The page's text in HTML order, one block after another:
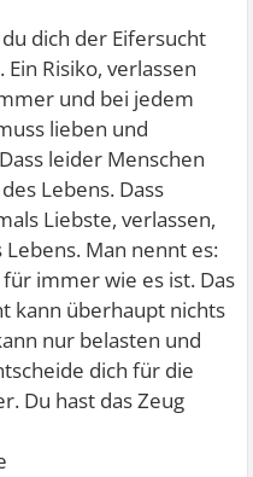
dich der Eifersucht
Risiko, verlassen
und bei jedem
lieben und
leider Menschen
Lebens. Dass
Liebste, verlassen,
Man nennt es:
immer wie es ist. Das
kann überhaupt nichts
nur belasten und
dich für die
Du hast das Zeug